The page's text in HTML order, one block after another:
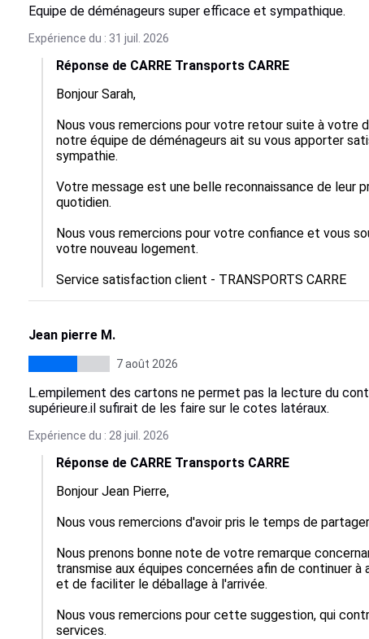
Equipe de déménageurs super efficace et sympathique.
Expérience du : 31 juil. 2026
Réponse de CARRE Transports CARRE
Bonjour Sarah,
Nous vous remercions pour votre retour suite à votre
notre équipe de déménageurs ait su vous apporter
sympathie.
Votre message est une belle reconnaissance de leur
quotidien.
Nous vous remercions pour votre confiance et vous
votre nouveau logement.
Service satisfaction client - TRANSPORTS CARRE
Jean pierre M.
7 août 2026
L.empilement des cartons ne permet pas la lecture du
supérieure.il sufirait de les faire sur le cotes latéraux.
Expérience du : 28 juil. 2026
Réponse de CARRE Transports CARRE
Bonjour Jean Pierre,
Nous vous remercions d'avoir pris le temps de
Nous prenons bonne note de votre remarque
transmise aux équipes concernées afin de continuer
et de faciliter le déballage à l'arrivée.
Nous vous remercions pour cette suggestion, qui
services.